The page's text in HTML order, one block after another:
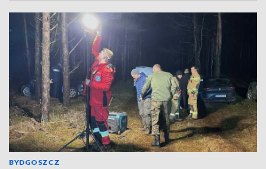
BYDGOSZCZ